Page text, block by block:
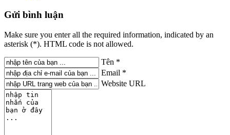
Gửi bình luận
Make sure you enter all the required information, indicated by an
asterisk (*). HTML code is not allowed.
Tên *
Email *
Website URL